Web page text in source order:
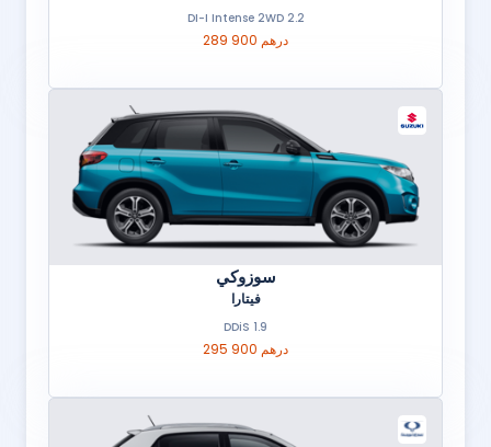
2.2 DI-I Intense 2WD
289 900 درهم
سوزوكي
فيتارا
1.9 DDiS
295 900 درهم